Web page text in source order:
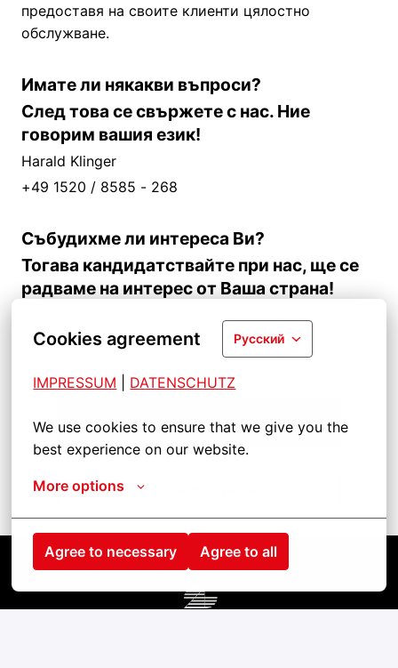
Cookies agreement Русский
IMPRESSUM DATENSCHUTZ
We use cookies to ensure that we give you the
best experience on our website.
More options
Agree to necessary Agree to all
предоставя на своите клиенти цялостно
обслужване.
Имате ли някакви въпроси?
След това се свържете с нас. Ние
говорим вашия език!
Harald Klinger
+49 1520 / 8585 - 268
Събудихме ли интереса Ви?
Тогава кандидатствайте при нас, ще се
радваме на интерес от Ваша страна!
Кандидатствайте
Разделяне на работа